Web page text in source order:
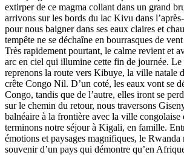
extirper de ce magma collant dans un grand
arrivons sur les bords du lac Kivu dans
pour nous baigner dans ses eaux claires et
tempête ne se déchaîne en bourrasques de
Très rapidement pourtant, le calme revient et
arc en ciel qui illumine cette fin de journée. Le
reprenons la route vers Kibuye, la ville natale
crête Congo Nil. D’un coté, les eaux vont se
Congo, tandis que de l’autre, elles iront se
sur le chemin du retour, nous traversons
balnéaire à la frontière avec la ville congolaise
terminons notre séjour à Kigali, en famille.
émotions et paysages magnifiques, le Rwanda
souvenir d’un pays qui démontre qu’en